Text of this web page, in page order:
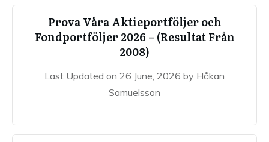
Prova Våra Aktieportföljer och
Fondportföljer 2026 – (Resultat Från
2008)
Last Updated on 26 June, 2026 by Håkan
Samuelsson